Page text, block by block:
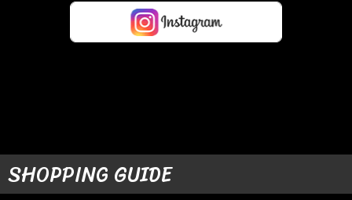
SHOPPING GUIDE